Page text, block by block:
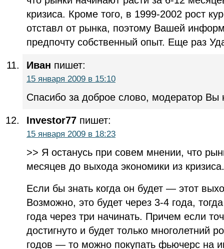
кризиса. Кроме того, в 1999-2002 рост
отставл от рынка, поэтому Вашей
предпочту собственный опыт. Еще раз
Иван пишет:
15 января 2009 в 15:10
Спасибо за доброе слово, модератор
Investor77 пишет:
15 января 2009 в 18:23
>> Я останусь при совем мнении, что
месяцев до выхода экономики из кризиса.
Если бы знать когда он будет — этот
Возможно, это будет через 3-4 года,
года через три начинать. Причем если
достигнуто и будет только многолетний
годов — то можно покупать фьючерс на